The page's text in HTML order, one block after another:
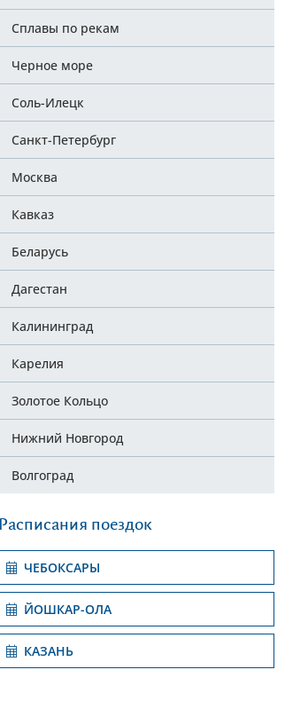
Сплавы по рекам
Черное море
Соль-Илецк
Санкт-Петербург
Москва
Кавказ
Беларусь
Дагестан
Калининград
Карелия
Золотое Кольцо
Нижний Новгород
Волгоград
Расписания поездок
ЧЕБОКСАРЫ
ЙОШКАР-ОЛА
КАЗАНЬ